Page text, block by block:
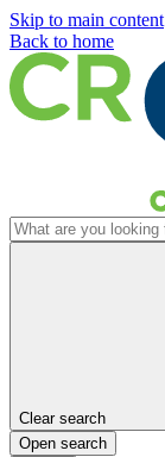
Skip to main content
Back to home
Clear search
Open search